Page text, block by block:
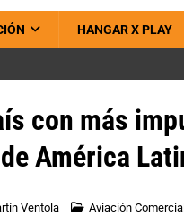
HANGAR X PLAY
con más
América
Ventola Aviación Comercial